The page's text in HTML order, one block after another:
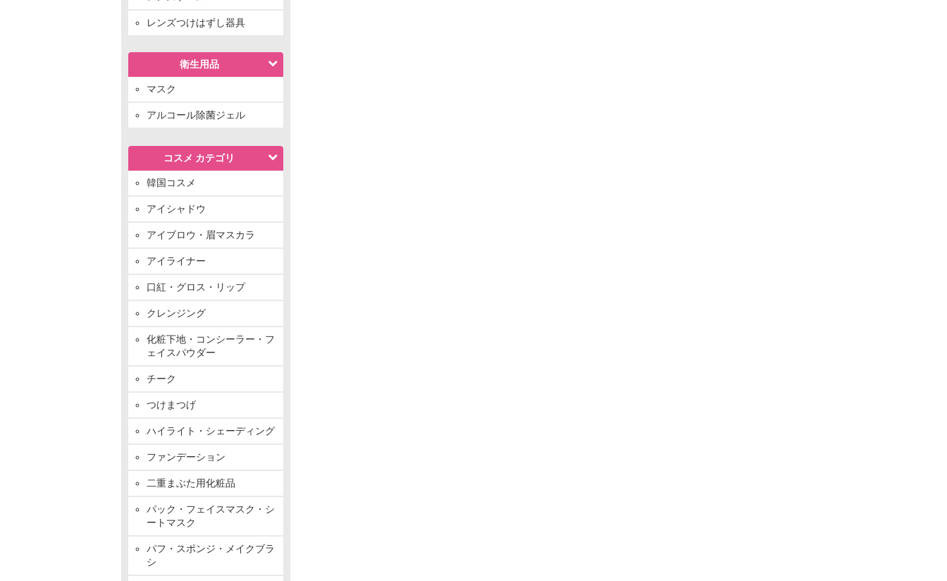
レンズつけはずし器具
衛生用品
マスク
アルコール除菌ジェル
コスメ カテゴリ
韓国コスメ
アイシャドウ
アイブロウ・眉マスカラ
アイライナー
口紅・グロス・リップ
クレンジング
化粧下地・コンシーラー・フ
ェイスパウダー
チーク
つけまつげ
ハイライト・シェーディング
ファンデーション
二重まぶた用化粧品
パック・フェイスマスク・シ
ートマスク
パフ・スポンジ・メイクブラ
シ